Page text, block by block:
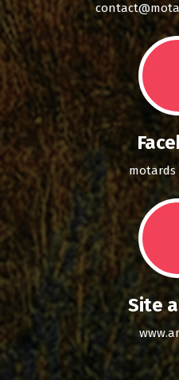
motards
Site